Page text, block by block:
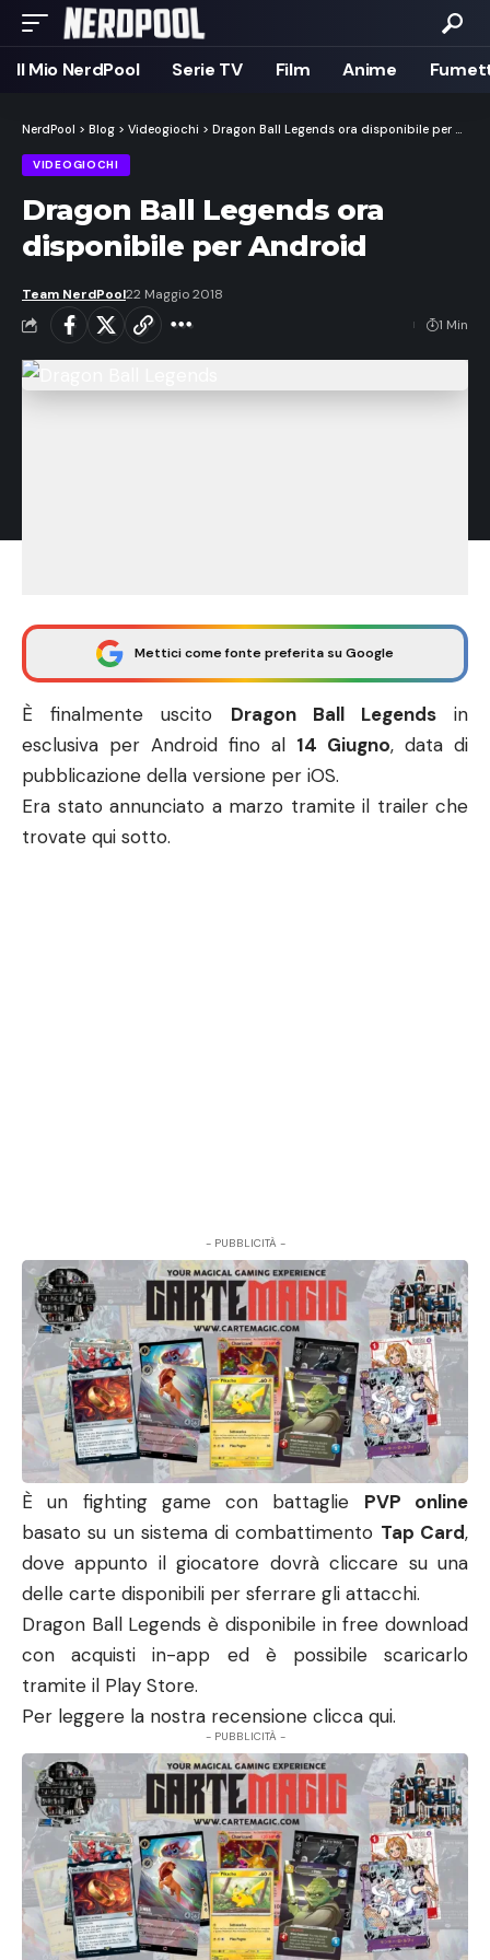
Il Mio NerdPool Serie TV Film Anime
NerdPool > Blog > Videogiochi > Dragon Ball Legends ora disponibile per Android
VIDEOGIOCHI
Dragon Ball Legends ora
disponibile per Android
Team NerdPool22 Maggio 2018
1 Min
Mettici come fonte preferita su Google
È finalmente uscito Dragon Ball Legendsin
esclusiva per Android fino al 14 Giugno, data di
pubblicazione della versione per iOS.
Era stato annunciato a marzo tramite il trailer che
trovate qui sotto.
- PUBBLICITÀ -
È un fighting game con battaglie PVP online
basato su un sistema di combattimento Tap Card,
dove appunto il giocatore dovrà cliccare su una
delle carte disponibili per sferrare gli attacchi.
Dragon Ball Legends è disponibile in free download
con acquisti in-app ed è possibile scaricarlo
tramite il Play Store.
Per leggere la nostra recensione clicca qui.
- PUBBLICITÀ -